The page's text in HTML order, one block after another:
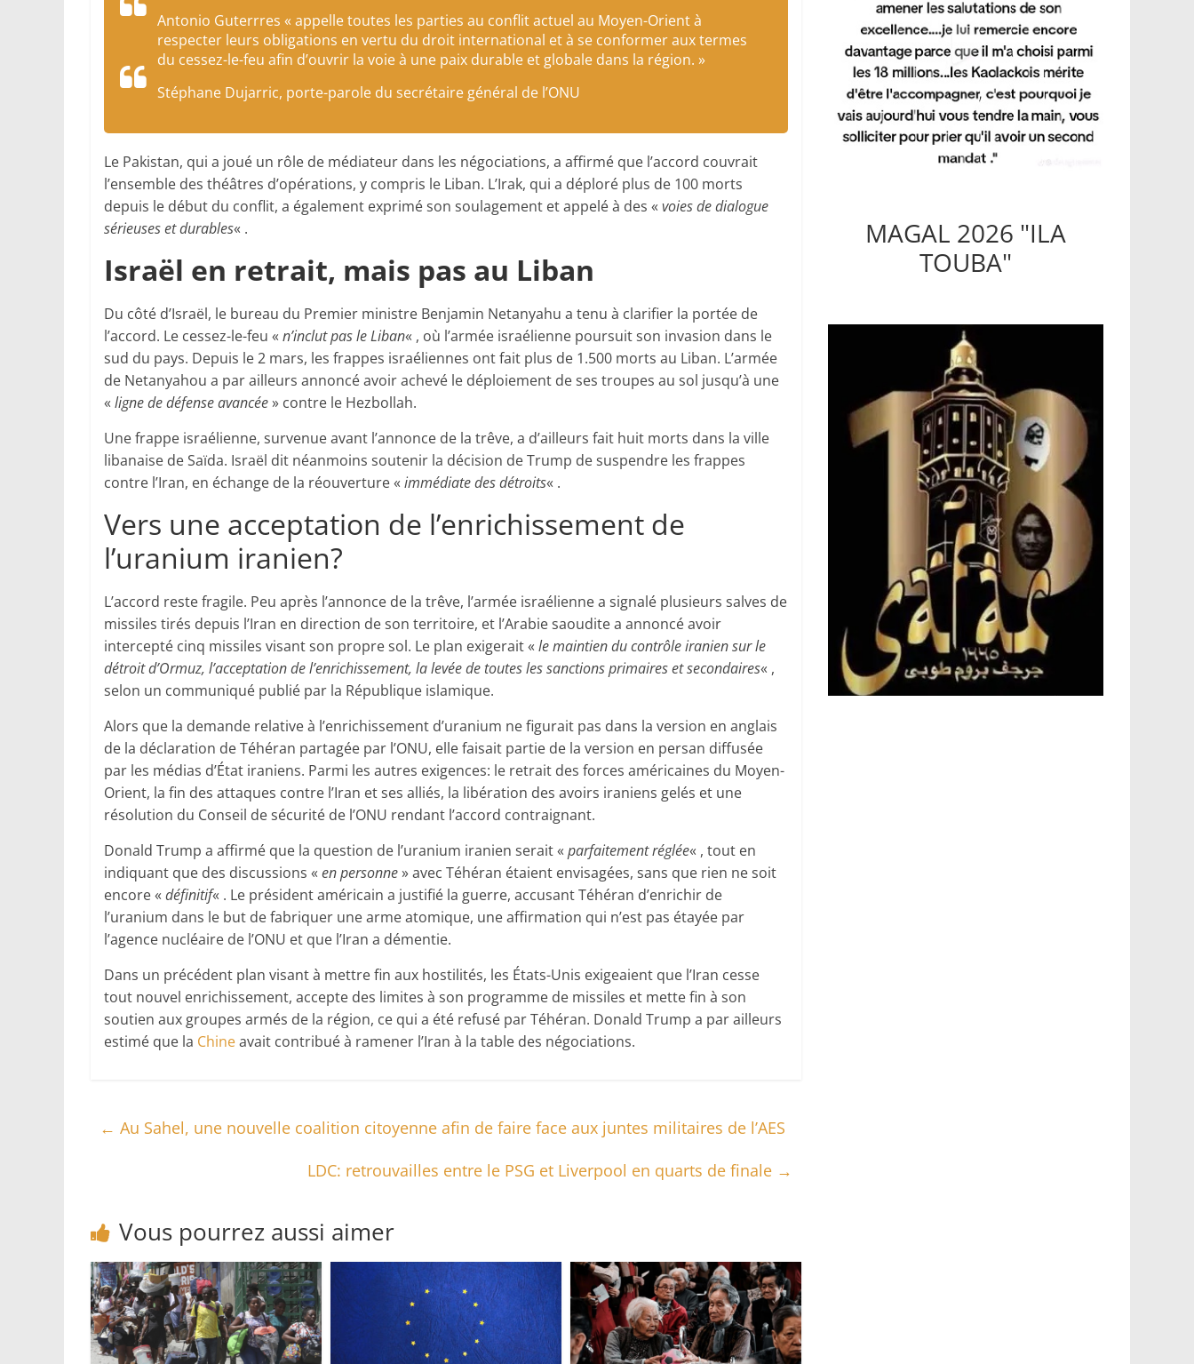
Antonio Guterrres « appelle toutes les parties au conflit actuel au Moyen-Orient à
respecter leurs obligations en vertu du droit international et à se conformer aux termes
du cessez-le-feu afin d’ouvrir la voie à une paix durable et globale dans la région. »
Stéphane Dujarric, porte-parole du secrétaire général de l’ONU
Le Pakistan, qui a joué un rôle de médiateur dans les négociations, a affirmé que l’accord couvrait
l’ensemble des théâtres d’opérations, y compris le Liban. L’Irak, qui a déploré plus de 100 morts
depuis le début du conflit, a également exprimé son soulagement et appelé à des « voies de dialogue
sérieuses et durables« .
Israël en retrait, mais pas au Liban
Du côté d’Israël, le bureau du Premier ministre Benjamin Netanyahu a tenu à clarifier la portée de
l’accord. Le cessez-le-feu « n’inclut pas le Liban« , où l’armée israélienne poursuit son invasion dans le
sud du pays. Depuis le 2 mars, les frappes israéliennes ont fait plus de 1.500 morts au Liban. L’armée
de Netanyahou a par ailleurs annoncé avoir achevé le déploiement de ses troupes au sol jusqu’à une
« ligne de défense avancée» contre le Hezbollah.
Une frappe israélienne, survenue avant l’annonce de la trêve, a d’ailleurs fait huit morts dans la ville
libanaise de Saïda. Israël dit néanmoins soutenir la décision de Trump de suspendre les frappes
contre l’Iran, en échange de la réouverture « immédiate des détroits« .
Vers une acceptation de l’enrichissement de
l’uranium iranien?
L’accord reste fragile. Peu après l’annonce de la trêve, l’armée israélienne a signalé plusieurs salves de
missiles tirés depuis l’Iran en direction de son territoire, et l’Arabie saoudite a annoncé avoir
intercepté cinq missiles visant son propre sol. Le plan exigerait « le maintien du contrôle iranien sur le
détroit d’Ormuz, l’acceptation de l’enrichissement, la levée de toutes les sanctions primaires et secondaires« ,
selon un communiqué publié par la République islamique.
Alors que la demande relative à l’enrichissement d’uranium ne figurait pas dans la version en anglais
de la déclaration de Téhéran partagée par l’ONU, elle faisait partie de la version en persan diffusée
par les médias d’État iraniens. Parmi les autres exigences: le retrait des forces américaines du Moyen-
Orient, la fin des attaques contre l’Iran et ses alliés, la libération des avoirs iraniens gelés et une
résolution du Conseil de sécurité de l’ONU rendant l’accord contraignant.
Donald Trump a affirmé que la question de l’uranium iranien serait « parfaitement réglée« , tout en
indiquant que des discussions « en personne» avec Téhéran étaient envisagées, sans que rien ne soit
encore « définitif« . Le président américain a justifié la guerre, accusant Téhéran d’enrichir de
l’uranium dans le but de fabriquer une arme atomique, une affirmation qui n’est pas étayée par
l’agence nucléaire de l’ONU et que l’Iran a démentie.
Dans un précédent plan visant à mettre fin aux hostilités, les États-Unis exigeaient que l’Iran cesse
tout nouvel enrichissement, accepte des limites à son programme de missiles et mette fin à son
soutien aux groupes armés de la région, ce qui a été refusé par Téhéran. Donald Trump a par ailleurs
estimé que la Chineavait contribué à ramener l’Iran à la table des négociations.
← Au Sahel, une nouvelle coalition citoyenne afin de faire face aux juntes militaires de l’AES
LDC: retrouvailles entre le PSG et Liverpool en quarts de finale →
Vous pourrez aussi aimer
MAGAL 2026 "ILA
TOUBA"